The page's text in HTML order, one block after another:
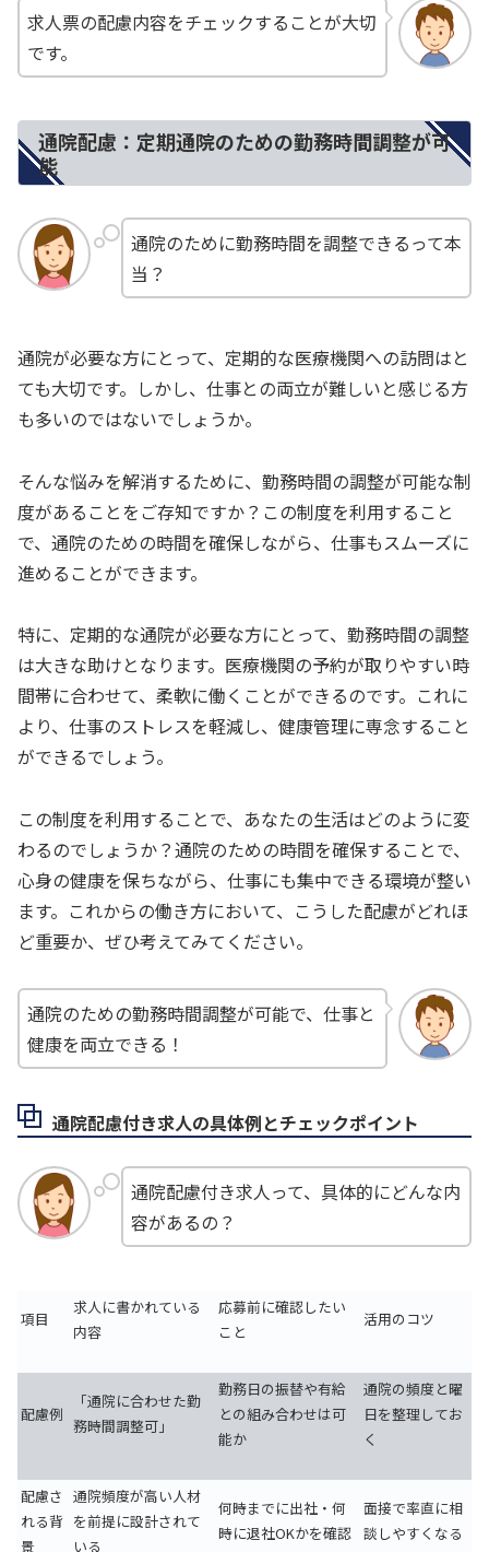
求人票の配慮内容をチェックすることが大切
です。
通院配慮：定期通院のための勤務時間調整が可
能
通院のために勤務時間を調整できるって本
当？
通院が必要な方にとって、定期的な医療機関への訪問はと
ても大切です。しかし、仕事との両立が難しいと感じる方
も多いのではないでしょうか。
そんな悩みを解消するために、勤務時間の調整が可能な制
度があることをご存知ですか？この制度を利用すること
で、通院のための時間を確保しながら、仕事もスムーズに
進めることができます。
特に、定期的な通院が必要な方にとって、勤務時間の調整
は大きな助けとなります。医療機関の予約が取りやすい時
間帯に合わせて、柔軟に働くことができるのです。これに
より、仕事のストレスを軽減し、健康管理に専念すること
ができるでしょう。
この制度を利用することで、あなたの生活はどのように変
わるのでしょうか？通院のための時間を確保することで、
心身の健康を保ちながら、仕事にも集中できる環境が整い
ます。これからの働き方において、こうした配慮がどれほ
ど重要か、ぜひ考えてみてください。
通院のための勤務時間調整が可能で、仕事と
健康を両立できる！
通院配慮付き求人の具体例とチェックポイント
通院配慮付き求人って、具体的にどんな内
容があるの？
項目
求人に書かれている
内容
応募前に確認したい
こと
活用のコツ
配慮例
「通院に合わせた勤
務時間調整可」
勤務日の振替や有給
との組み合わせは可
能か
通院の頻度と曜
日を整理してお
く
配慮さ
れる背
景
通院頻度が高い人材
を前提に設計されて
いる
何時までに出社・何
時に退社OKかを確認
面接で率直に相
談しやすくなる